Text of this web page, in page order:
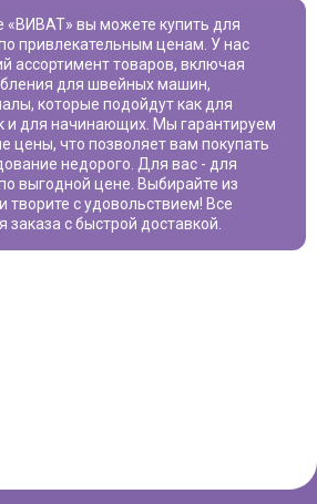
«ВИВАТ» вы можете купить для
привлекательным ценам. У нас
ассортимент товаров, включая
для швейных машин,
которые подойдут как для
и для начинающих. Мы гарантируем
цены, что позволяет вам покупать
недорого. Для вас - для
выгодной цене. Выбирайте из
творите с удовольствием! Все
с быстрой доставкой.